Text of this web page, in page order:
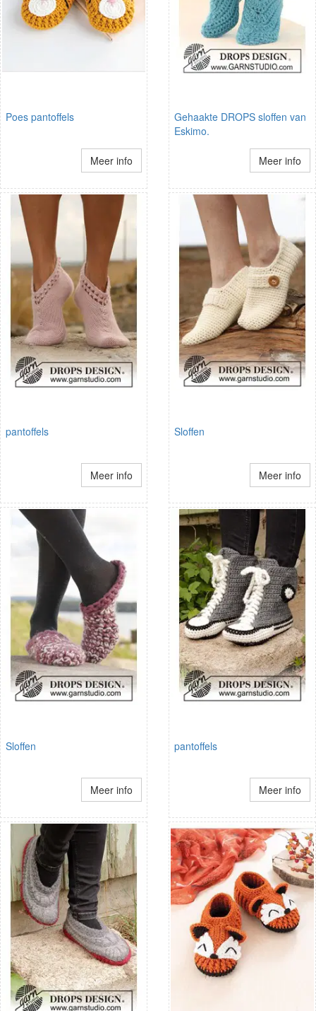
Poes pantoffels
Meer info
Gehaakte DROPS sloffen van
Eskimo.
Meer info
pantoffels
Meer info
Sloffen
Meer info
Sloffen
Meer info
pantoffels
Meer info